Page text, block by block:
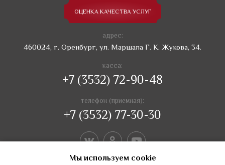
Мы используем сookie
ОЦЕНКА КАЧЕСТВА УСЛУГ
адрес:
460024, г. Оренбург, ул. Маршала Г. К. Жукова, 34.
касса:
+7 (3532) 72-90-48
телефон (приемная):
+7 (3532) 77-30-30